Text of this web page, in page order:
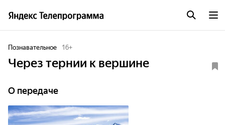
Познавательное 16+
Через тернии к вершине
О передаче